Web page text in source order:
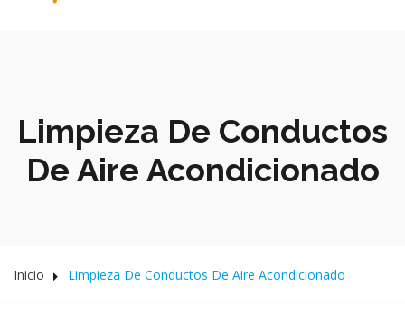
Limpieza De Conductos
De Aire Acondicionado
Inicio Limpieza De Conductos De Aire Acondicionado